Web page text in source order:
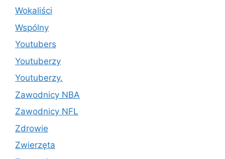
Wokaliści
Wspólny
Youtubers
Youtuberzy
Youtuberzy.
Zawodnicy NBA
Zawodnicy NFL
Zdrowie
Zwierzęta